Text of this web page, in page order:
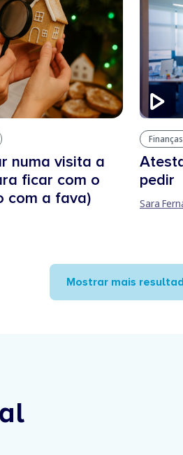
numa visita a
ficar com o
com a fava)
pedir
Sara
Mostrar mais